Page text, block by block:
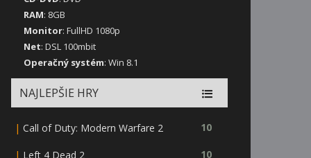
RAM: 8GB
Monitor: FullHD 1080p
Net: DSL 100mbit
Operačný systém: Win 8.1
NAJLEPŠIE HRY
10
| Call of Duty: Modern Warfare 2
10
| Left 4 Dead 2